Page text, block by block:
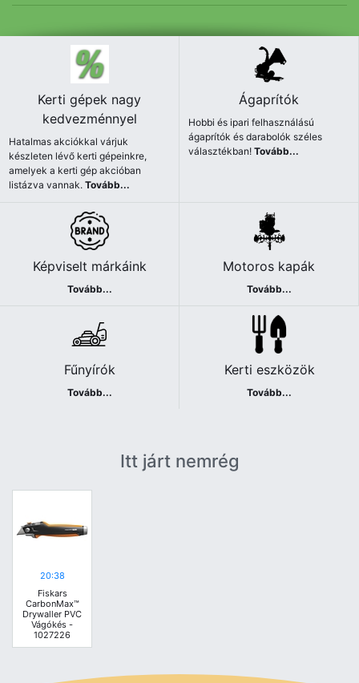
Kerti gépek nagy
kedvezménnyel
Hatalmas akciókkal várjuk
készleten lévő kerti gépeinkre,
amelyek a kerti gép akcióban
listázva vannak.Tovább...
Ágaprítók
Hobbi és ipari felhasználású
ágaprítók és darabolók széles
választékban!Tovább...
Képviselt márkáink
Tovább...
Motoros kapák
Tovább...
Fűnyírók
Tovább...
Kerti eszközök
Tovább...
Itt járt nemrég
20:38
Fiskars
CarbonMax™
Drywaller PVC
Vágókés -
1027226